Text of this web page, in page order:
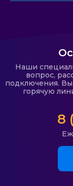
Наши
вопрос,
подключения.
горячую
8